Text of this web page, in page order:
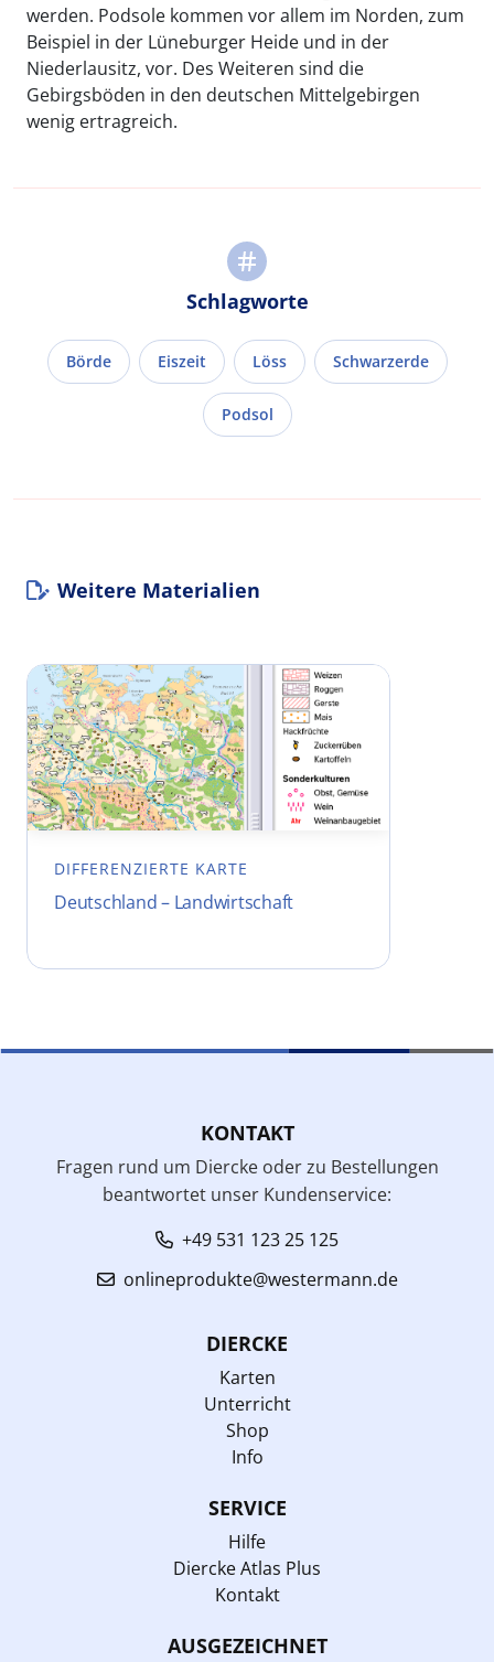
werden. Podsole kommen vor allem im Norden, zum
Beispiel in der Lüneburger Heide und in der
Niederlausitz, vor. Des Weiteren sind die
Gebirgsböden in den deutschen Mittelgebirgen
wenig ertragreich.
Schlagworte
Börde Eiszeit Löss Schwarzerde
Podsol
Weitere Materialien
DIFFERENZIERTE KARTE
Deutschland – Landwirtschaft
KONTAKT
Fragen rund um Diercke oder zu Bestellungen
beantwortet unser Kundenservice:
+49 531 123 25 125
onlineprodukte@westermann.de
DIERCKE
Karten
Unterricht
Shop
Info
SERVICE
Hilfe
Diercke Atlas Plus
Kontakt
AUSGEZEICHNET